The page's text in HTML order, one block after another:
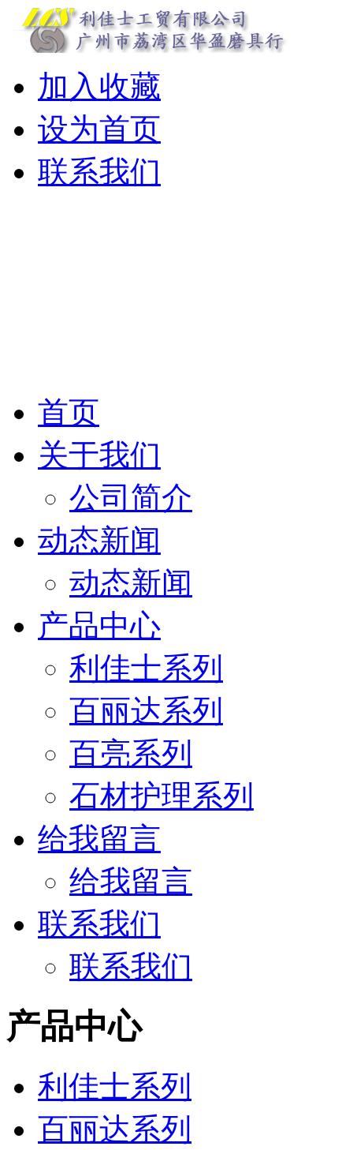
加入收藏
设为首页
联系我们
首页
关于我们
公司简介
动态新闻
动态新闻
产品中心
利佳士系列
百丽达系列
百亮系列
石材护理系列
给我留言
给我留言
联系我们
联系我们
产品中心
利佳士系列
百丽达系列